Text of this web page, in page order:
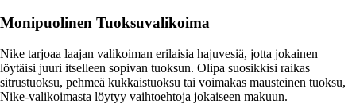
Monipuolinen Tuoksuvalikoima
Nike tarjoaa laajan valikoiman erilaisia hajuvesiä, jotta jokainen
löytäisi juuri itselleen sopivan tuoksun. Olipa suosikkisi raikas
sitrustuoksu, pehmeä kukkaistuoksu tai voimakas mausteinen tuoksu,
Nike-valikoimasta löytyy vaihtoehtoja jokaiseen makuun.